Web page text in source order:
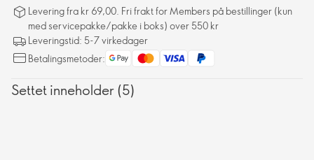
Levering fra kr 69,00. Fri frakt for Members på bestillinger (kun
med servicepakke/pakke i boks) over 550 kr
Leveringstid: 5-7 virkedager
Betalingsmetoder:
Settet inneholder (5)